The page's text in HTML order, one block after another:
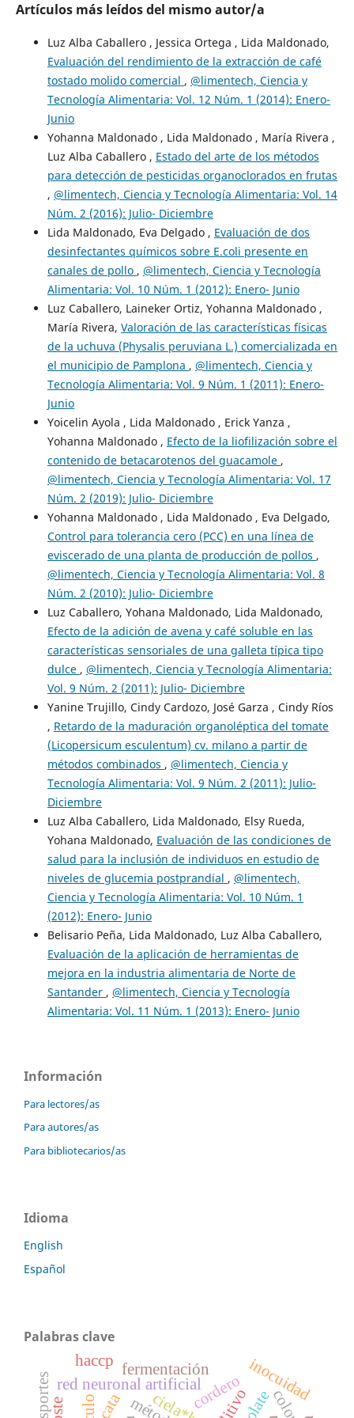
Artículos más leídos del mismo autor/a
Luz Alba Caballero , Jessica Ortega , Lida Maldonado,
Evaluación del rendimiento de la extracción de café
tostado molido comercial , @limentech, Ciencia y
Tecnología Alimentaria: Vol. 12 Núm. 1 (2014): Enero-
Junio
Yohanna Maldonado , Lida Maldonado , María Rivera ,
Luz Alba Caballero , Estado del arte de los métodos
para detección de pesticidas organoclorados en frutas
, @limentech, Ciencia y Tecnología Alimentaria: Vol. 14
Núm. 2 (2016): Julio- Diciembre
Lida Maldonado, Eva Delgado , Evaluación de dos
desinfectantes químicos sobre E.coli presente en
canales de pollo , @limentech, Ciencia y Tecnología
Alimentaria: Vol. 10 Núm. 1 (2012): Enero- Junio
Luz Caballero, Laineker Ortiz, Yohanna Maldonado ,
María Rivera, Valoración de las características físicas
de la uchuva (Physalis peruviana L.) comercializada en
el municipio de Pamplona , @limentech, Ciencia y
Tecnología Alimentaria: Vol. 9 Núm. 1 (2011): Enero-
Junio
Yoicelin Ayola , Lida Maldonado , Erick Yanza ,
Yohanna Maldonado , Efecto de la liofilización sobre el
contenido de betacarotenos del guacamole ,
@limentech, Ciencia y Tecnología Alimentaria: Vol. 17
Núm. 2 (2019): Julio- Diciembre
Yohanna Maldonado , Lida Maldonado , Eva Delgado,
Control para tolerancia cero (PCC) en una línea de
eviscerado de una planta de producción de pollos ,
@limentech, Ciencia y Tecnología Alimentaria: Vol. 8
Núm. 2 (2010): Julio- Diciembre
Luz Caballero, Yohana Maldonado, Lida Maldonado,
Efecto de la adición de avena y café soluble en las
características sensoriales de una galleta típica tipo
dulce , @limentech, Ciencia y Tecnología Alimentaria:
Vol. 9 Núm. 2 (2011): Julio- Diciembre
Yanine Trujillo, Cindy Cardozo, José Garza , Cindy Ríos
, Retardo de la maduración organoléptica del tomate
(Licopersicum esculentum) cv. milano a partir de
métodos combinados , @limentech, Ciencia y
Tecnología Alimentaria: Vol. 9 Núm. 2 (2011): Julio-
Diciembre
Luz Alba Caballero, Lida Maldonado, Elsy Rueda,
Yohana Maldonado, Evaluación de las condiciones de
salud para la inclusión de individuos en estudio de
niveles de glucemia postprandial , @limentech,
Ciencia y Tecnología Alimentaria: Vol. 10 Núm. 1
(2012): Enero- Junio
Belisario Peña, Lida Maldonado, Luz Alba Caballero,
Evaluación de la aplicación de herramientas de
mejora en la industria alimentaria de Norte de
Santander , @limentech, Ciencia y Tecnología
Alimentaria: Vol. 11 Núm. 1 (2013): Enero- Junio
Información
Para lectores/as
Para autores/as
Para bibliotecarios/as
Idioma
English
Español
Palabras clave
red neuronal artificialcordero color
inocuidad
fermentación
haccp
cata